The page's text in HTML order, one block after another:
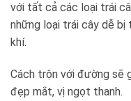
với tất cả các loại trái
những loại trái cây dễ bị
khí.
Cách trộn với đường sẽ
đẹp mắt, vị ngọt thanh.